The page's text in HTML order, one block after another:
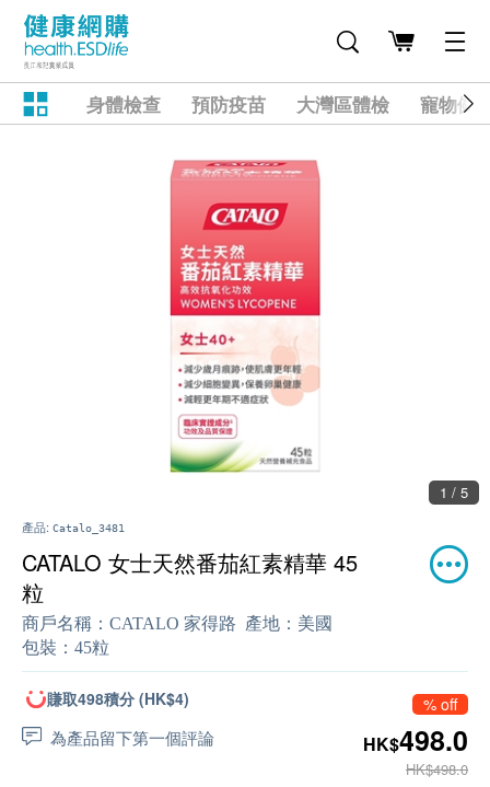
身體檢查 預防疫苗 大灣區體檢 寵物健
1 / 5
產品: Catalo_3481
CATALO 女士天然番茄紅素精華 45
粒
商戶名稱： CATALO 家得路 產地： 美國
包裝： 45粒
賺取498積分 (HK$4)
為產品留下第一個評論
% off
HK$498.0
HK$498.0